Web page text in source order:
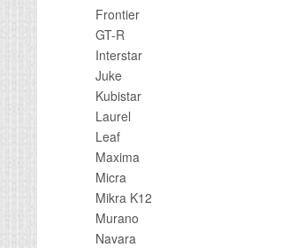
Frontier
GT-R
Interstar
Juke
Kubistar
Laurel
Leaf
Maxima
Micra
Mikra K12
Murano
Navara